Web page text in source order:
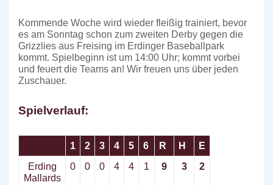
Kommende Woche wird wieder fleißig trainiert, bevor
es am Sonntag schon zum zweiten Derby gegen die
Grizzlies aus Freising im Erdinger Baseballpark
kommt. Spielbeginn ist um 14:00 Uhr; kommt vorbei
und feuert die Teams an! Wir freuen uns über jeden
Zuschauer.
Spielverlauf:
1 2 3 4 5 6 R H
E
Erding
Mallards
0 0 0 4 4 1 9 3 2